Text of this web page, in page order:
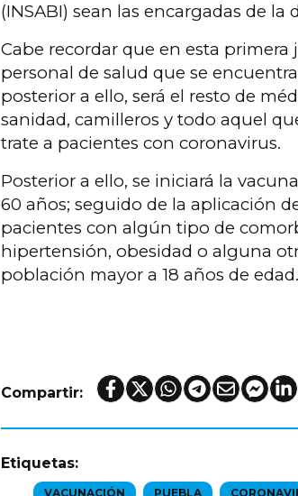
(INSABI) sean las encargadas de la
Cabe recordar que en esta primera
personal de salud que se
posterior a ello, será el resto de
sanidad, camilleros y todo aquel
trate a pacientes con coronavirus.
Posterior a ello, se iniciará la
60 años; seguido de la aplicación
pacientes con algún tipo de
hipertensión, obesidad o alguna
población mayor a 18 años de edad.
Compartir:
Etiquetas:
VACUNACIÓN PUEBLA